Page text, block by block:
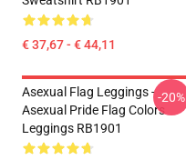
€ 37,67 - € 44,11
Asexual Flag Leggings -
Asexual Pride Flag Colors
Leggings RB1901
-20%